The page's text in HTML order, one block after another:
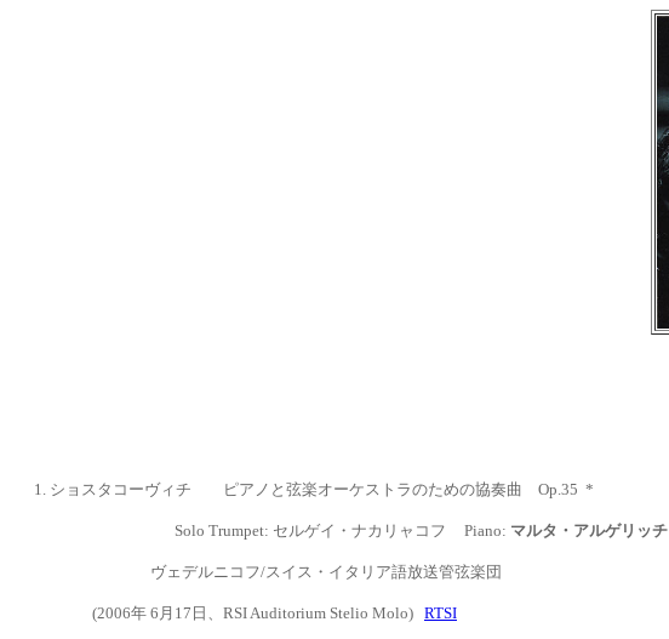
1. ショスタコーヴィチ ピアノと弦楽オーケストラのための協奏曲 Op.35 *
Solo Trumpet: セルゲイ・ナカリャコフ Piano: マルタ ・アルゲリッチ
ヴェデルニコフ/スイス・イタリア語放送管弦楽団
(2006年 6月17日、 RSI Auditorium Stelio Molo) RTSI